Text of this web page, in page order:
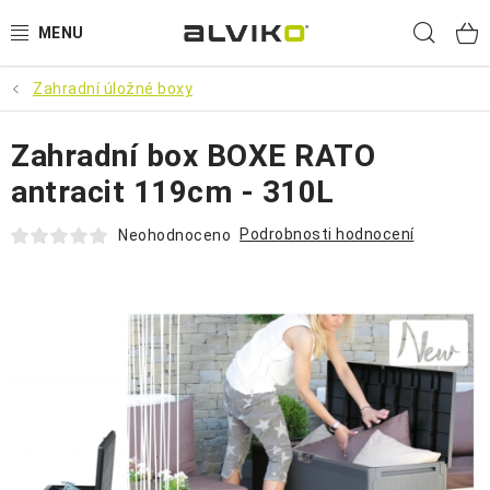
na
VÝPRODEJ
🌱 ZAHRADA 🌱
💦 SUDY NA VODU 💦
BRUMEE ODRÁŽEDLA
🐕‍🦺 DOMÁCÍ MAZLÍČCI 🐈
SUDY NA VÍNO
Zahradní úložné boxy
Zahradní box BOXE RATO
antracit 119cm - 310L
Neohodnoceno Podrobnosti hodnocení